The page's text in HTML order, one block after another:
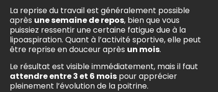
La reprise du travail est généralement possible
après une semaine de repos, bien que vous
puissiez ressentir une certaine fatigue due à la
lipoaspiration. Quant à l’activité sportive, elle peut
être reprise en douceur après un mois.
Le résultat est visible immédiatement, mais il faut
attendre entre 3 et 6 mois pour apprécier
pleinement l’évolution de la poitrine.